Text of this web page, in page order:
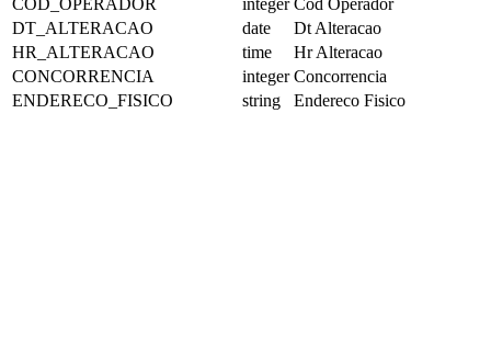
COD_OPERADOR
integer Cod Operador
DT_ALTERACAO
date
Dt Alteracao
HR_ALTERACAO
time
Hr Alteracao
CONCORRENCIA
integer Concorrencia
ENDERECO_FISICO
string Endereco Fisico